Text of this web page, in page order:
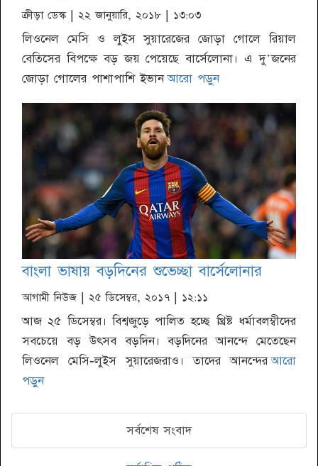
ক্রীড়া ডেস্ক| ২২ জানুয়ারি, ২০১৮ | ১৩:০৩
লিওনেল মেসি ও লুইস সুয়ারেজের জোড়া গোলে রিয়াল
বেতিসের বিপক্ষে বড় জয় পেয়েছে বার্সেলোনা। এ দু'জনের
জোড়া গোলের পাশাপাশি ইভান আরো পড়ুন
বাংলা ভাষায় বড়দিনের শুভেচ্ছা বার্সেলোনার
আগামী নিউজ | ২৫ ডিসেম্বর, ২০১৭ | ১২:১১
আজ ২৫ ডিসেম্বর। বিশ্বজুড়ে পালিত হচ্ছে খ্রিষ্ট ধর্মাবলম্বীদের
সবচেয়ে বড় উৎসব বড়দিন। বড়দিনের আনন্দে মেতেছেন
লিওনেল মেসি-লুইস সুয়ারেজরাও। তাদের আনন্দের আরো
পড়ুন
সর্বশেষ সংবাদ